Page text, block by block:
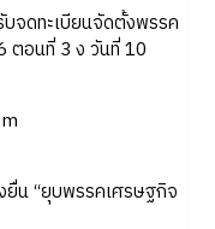
บจดทะเบียนจัดตั้งพรรค
ตอนที่ 3 ง วันที่ 10
ยื่น “ยุบพรรคเศรษฐกิจ